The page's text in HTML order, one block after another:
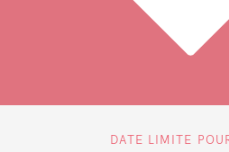
DATE LIMITE